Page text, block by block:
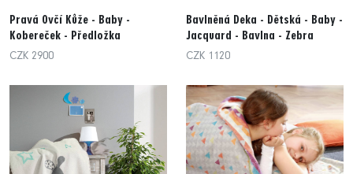
Pravá Ovčí Kůže - Baby -
Kobereček - Předložka
CZK 2900
Bavlněná Deka - Dětská - Baby -
Jacquard - Bavlna - Zebra
CZK 1120